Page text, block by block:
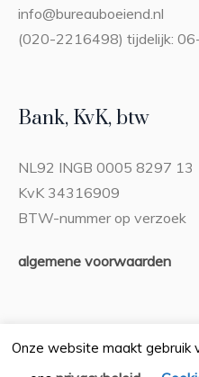
info@bureauboeiend.nl
(020-2216498) tijdelijk:
Bank, KvK, btw
NL92 INGB 0005 8297 13
KvK 34316909
BTW-nummer op verzoek
algemene voorwaarden
Onze website maakt gebruik